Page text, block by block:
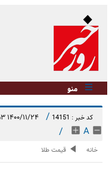
منو
کد خبر : 14151 / ۱۴۰۰/۱۱/۲۴ ۱۰:۵۹:۵۳
A
/
خانه قیمت طلا